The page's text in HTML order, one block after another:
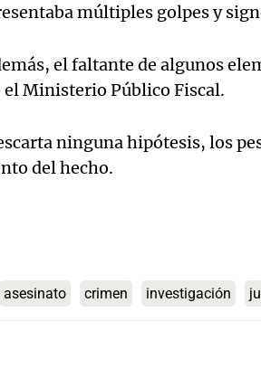
múltiples golpes y
el faltante de algunos
Ministerio Público Fiscal.
ninguna hipótesis, los
del hecho.
asesinato crimen investigación